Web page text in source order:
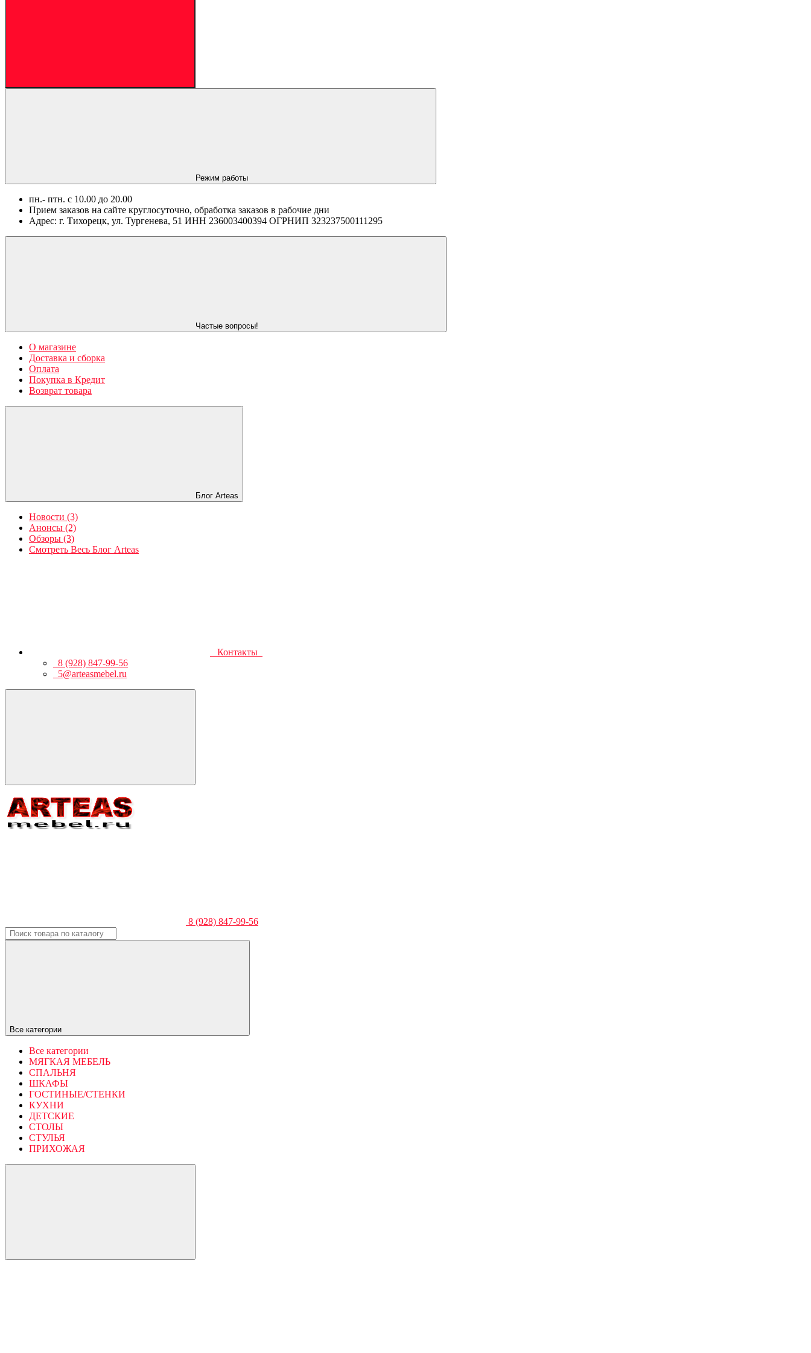
Режим работы
пн.- птн. c 10.00 до 20.00
Прием заказов на сайте круглосуточно, обработка заказов в рабочие дни
Адрес: г. Тихорецк, ул. Тургенева, 51 ИНН 236003400394 ОГРНИП 323237500111295
Частые вопросы!
О магазине
Доставка и сборка
Оплата
Покупка в Кредит
Возврат товара
Блог Arteas
Новости (3)
Анонсы (2)
Обзоры (3)
Смотреть Весь Блог Arteas
Контакты
8 (928) 847-99-56
5@arteasmebel.ru
8 (928) 847-99-56
Все категории
Все категории
МЯГКАЯ МЕБЕЛЬ
СПАЛЬНЯ
ШКАФЫ
ГОСТИНЫЕ/СТЕНКИ
КУХНИ
ДЕТСКИЕ
СТОЛЫ
СТУЛЬЯ
ПРИХОЖАЯ